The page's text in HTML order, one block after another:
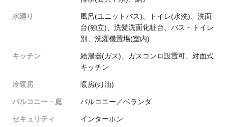
水廻り
風呂(ユニットバス)、トイレ(水洗)、洗面
台(独立)、洗髪洗面化粧台、バス・トイレ
別、洗濯機置場(室内)
キッチン
給湯器(ガス)、ガスコンロ設置可、対面式
キッチン
冷暖房 暖房(灯油)
バルコニー・庭 バルコニー／ベランダ
セキュリティ インターホン